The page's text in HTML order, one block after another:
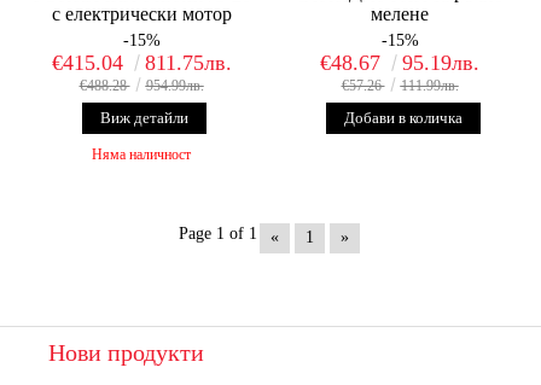
с електрически мотор
-15%
€415.04 811.75лв.
€488.28 954.99лв.
Виж детайли
Няма наличност
мелене
-15%
€48.67 95.19лв.
€57.26 111.99лв.
Page 1 of 1 « 1 »
Нови продукти